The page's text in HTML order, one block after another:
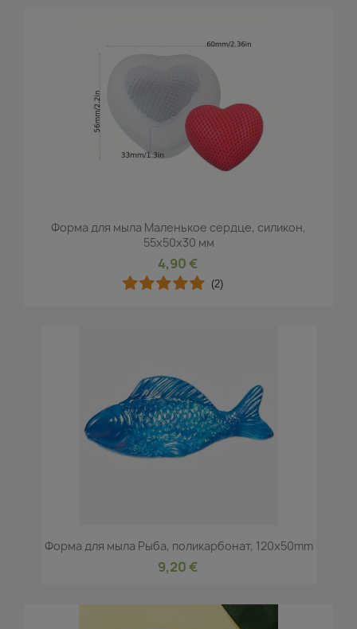
Форма для мыла Маленькое сердце, силикон,
55x50x30 мм
4,90 €
(2)
Форма для мыла Рыба, поликарбонат, 120x50mm
9,20 €